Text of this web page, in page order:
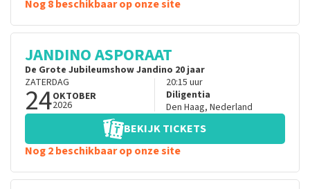
Nog 8 beschikbaar op onze site
JANDINO ASPORAAT
De Grote Jubileumshow Jandino 20 jaar
ZATERDAG
24OKTOBER
2026
20:15 uur
Diligentia
Den Haag, Nederland
BEKIJK TICKETS
Nog 2 beschikbaar op onze site